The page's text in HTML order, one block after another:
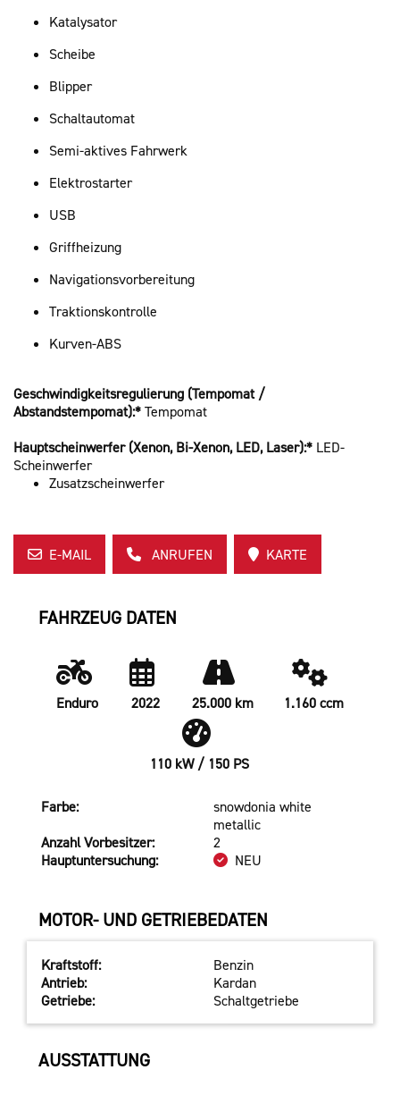
Katalysator
Scheibe
Blipper
Schaltautomat
Semi-aktives Fahrwerk
Elektrostarter
USB
Griffheizung
Navigationsvorbereitung
Traktionskontrolle
Kurven-ABS
Geschwindigkeitsregulierung (Tempomat /
Abstandstempomat):* Tempomat
Hauptscheinwerfer (Xenon, Bi-Xenon, LED, Laser):* LED-
Scheinwerfer
Zusatzscheinwerfer
E-MAIL ANRUFEN KARTE
FAHRZEUG DATEN
Enduro 2022 25.000 km 1.160 ccm
110 kW / 150 PS
Farbe:
snowdonia white
metallic
Anzahl Vorbesitzer:
2
Hauptuntersuchung:
NEU
MOTOR- UND GETRIEBEDATEN
Kraftstoff:
Benzin
Antrieb:
Kardan
Getriebe:
Schaltgetriebe
AUSSTATTUNG